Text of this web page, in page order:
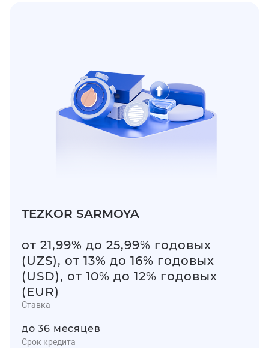
TEZKOR SARMOYA
от 21,99% до 25,99% годовых
(UZS), от 13% до 16% годовых
(USD), от 10% до 12% годовых
(EUR)
Ставка
до 36 месяцев
Срок кредита